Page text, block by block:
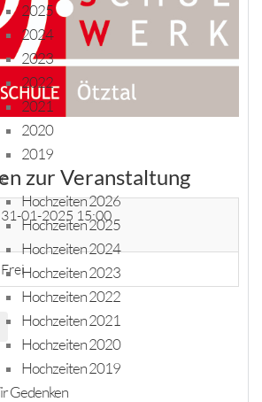
2025
2024
2023
2022
2021
2020
2019
Hochzeiten 2026
Hochzeiten 2025
Hochzeiten 2024
Hochzeiten 2023
Hochzeiten 2022
Hochzeiten 2021
Hochzeiten 2020
Hochzeiten 2019
Gedenken
zur Veranstaltung
31-01-2025 15:00
Frei